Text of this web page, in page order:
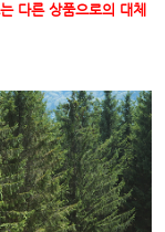
다른 상품으로의 대체